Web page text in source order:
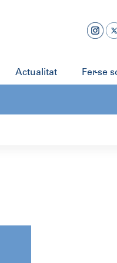
Actualitat Fer-se